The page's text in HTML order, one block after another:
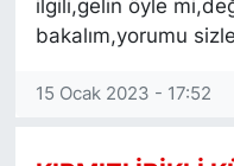
ilgili,gelin öyle
bakalım,yorumu
15 Ocak 2023 - 17:52